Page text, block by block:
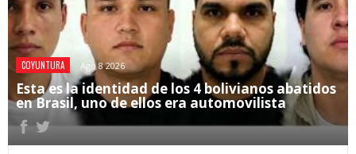
COYUNTURA Ago 8 2026
Esta es la identidad de los 4 bolivianos abatidos
en Brasil, uno de ellos era automovilista